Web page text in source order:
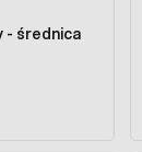
- średnica